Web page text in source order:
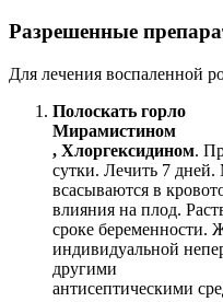
Разрешенные
Для лечения воспаленной
Полоскать горло
Мирамистином
, Хлоргексидином.
сутки. Лечить 7
всасываются в
влияния на плод.
сроке беременности.
индивидуальной
другими
антисептическими